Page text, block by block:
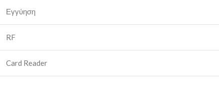
Εγγύηση
RF
Card Reader